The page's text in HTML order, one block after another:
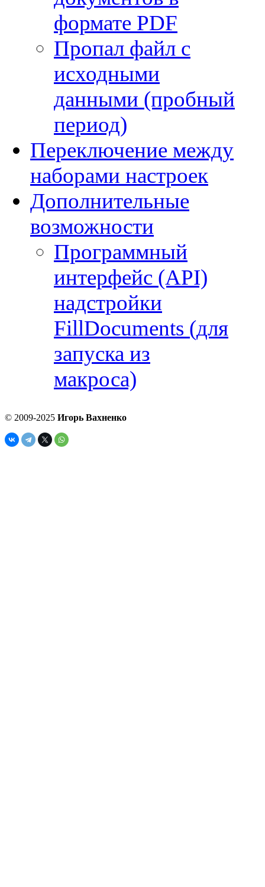
формате PDF
Пропал файл с
исходными
данными (пробный
период)
Переключение между
наборами настроек
Дополнительные
возможности
Программный
интерфейс (API)
надстройки
FillDocuments (для
запуска из
макроса)
© 2009-2025 Игорь Вахненко